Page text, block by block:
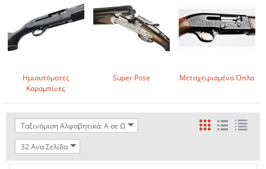
Ημιαυτόματες
Καραμπίνες
Super Pose Μεταχειρισμένα Όπλα
Ταξινόμιση Αλφαβητικά: A σε Ω
32 Ανα Σελίδα